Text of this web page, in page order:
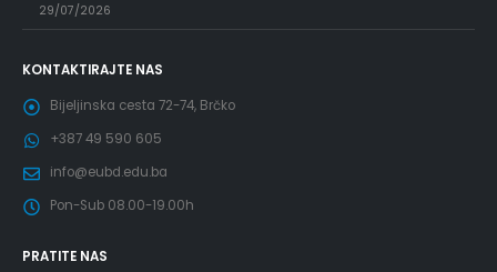
29/07/2026
KONTAKTIRAJTE NAS
Bijeljinska cesta 72-74, Brčko
+387 49 590 605
info@eubd.edu.ba
Pon-Sub 08.00-19.00h
PRATITE NAS